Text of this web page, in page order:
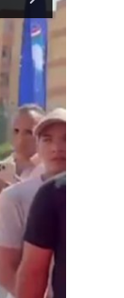
تحقيقات
تكنولوجيا
Arabic